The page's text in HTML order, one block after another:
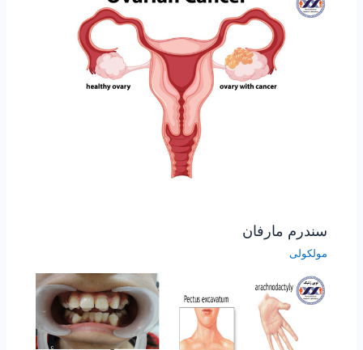
سندرم مارفان
مولکولی